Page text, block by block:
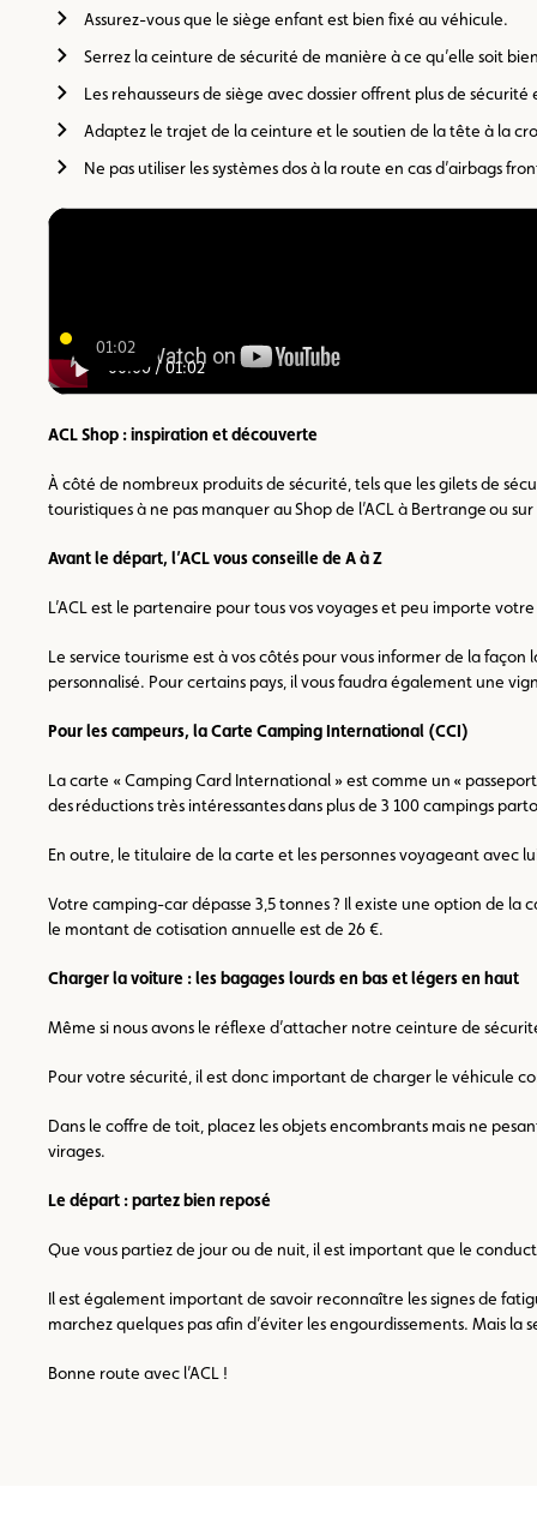
Assurez-vous que le siège enfant est bien fixé au véhicule.
Serrez la ceinture de sécurité de manière à ce qu’elle soit
Les rehausseurs de siège avec dossier offrent plus de
Adaptez le trajet de la ceinture et le soutien de la tête à la
Ne pas utiliser les systèmes dos à la route en cas d’airbags
01:02
00:00 /01:02
ACL Shop : inspiration et découverte
À côté de nombreux produits de sécurité, tels que les gilets de
touristiques à ne pas manquer au Shop de l’ACL à Bertrange ou
Avant le départ, l’ACL vous conseille de A à Z
L’ACL est le partenaire pour tous vos voyages et peu importe
Le service tourisme est à vos côtés pour vous informer de la
personnalisé. Pour certains pays, il vous faudra également une
Pour les campeurs, la Carte Camping International (CCI)
La carte « Camping Card International » est comme un «
des réductions très intéressantes dans plus de 3 100 campings
En outre, le titulaire de la carte et les personnes voyageant avec
Votre camping-car dépasse 3,5 tonnes ? Il existe une option de la
le montant de cotisation annuelle est de 26 €.
Charger la voiture : les bagages lourds en bas et légers en haut
Même si nous avons le réflexe d’attacher notre ceinture de
Pour votre sécurité, il est donc important de charger le véhicule
Dans le coffre de toit, placez les objets encombrants mais ne
virages.
Le départ : partez bien reposé
Que vous partiez de jour ou de nuit, il est important que le
Il est également important de savoir reconnaître les signes de
marchez quelques pas afin d’éviter les engourdissements. Mais
Bonne route avec l’ACL !